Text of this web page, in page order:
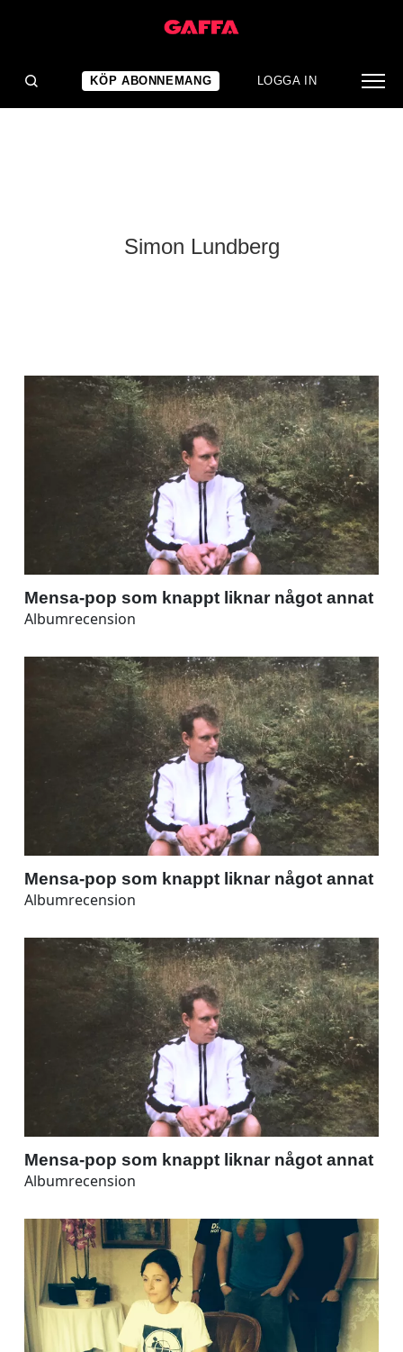
KÖP ABONNEMANG LOGGA IN
Simon Lundberg
Mensa-pop som knappt liknar något annat
Albumrecension
Mensa-pop som knappt liknar något annat
Albumrecension
Mensa-pop som knappt liknar något annat
Albumrecension